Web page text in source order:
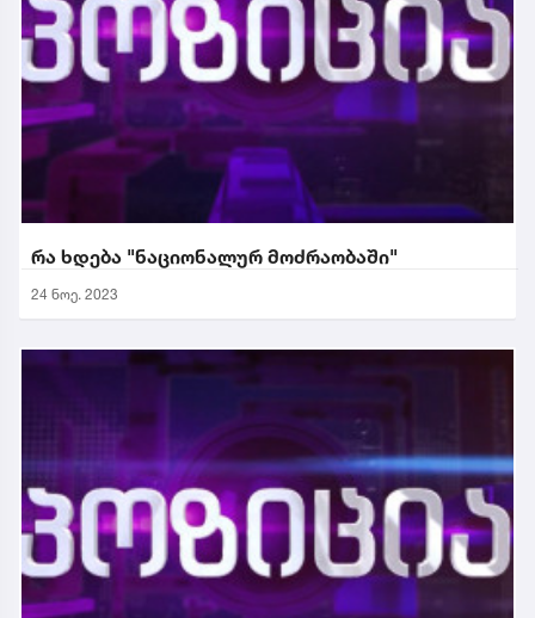
რა ხდება "ნაციონალურ მოძრაობაში"
24 ნოე. 2023